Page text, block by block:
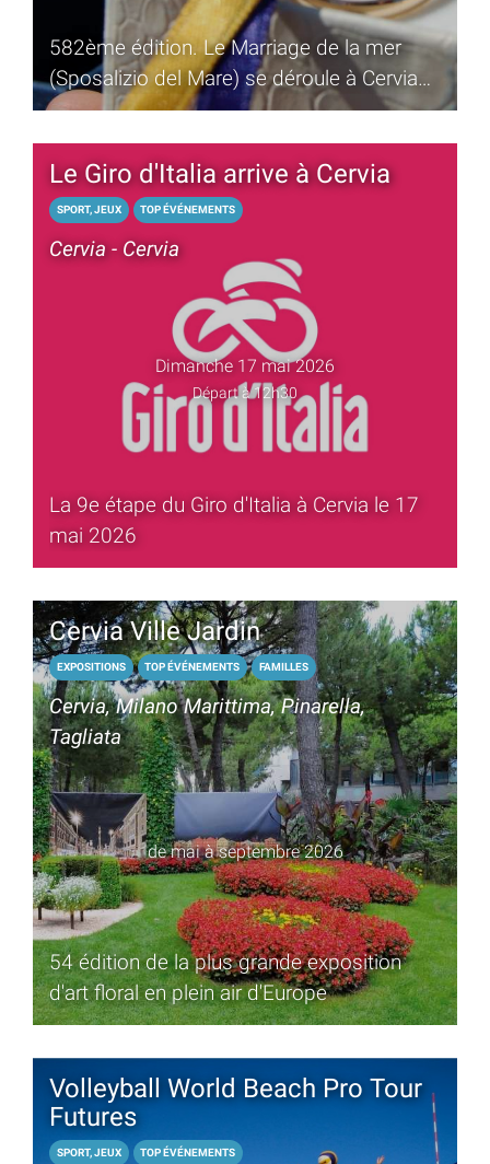
582ème édition. Le Marriage de la mer
(Sposalizio del Mare) se déroule à Cervia
depuis 1445. Rite de l'anneau et
redécouverte des traditions.
Le Giro d'Italia arrive à Cervia
SPORT, JEUX TOP ÉVÉNEMENTS
Cervia - Cervia
Dimanche 17 mai 2026
Départ à 12h30
La 9e étape du Giro d'Italia à Cervia le 17
mai 2026
Cervia Ville Jardin
EXPOSITIONS TOP ÉVÉNEMENTS FAMILLES
Cervia, Milano Marittima, Pinarella,
Tagliata
de mai à septembre 2026
54 édition de la plus grande exposition
d'art floral en plein air d'Europe
Volleyball World Beach Pro Tour
Futures
SPORT, JEUX TOP ÉVÉNEMENTS